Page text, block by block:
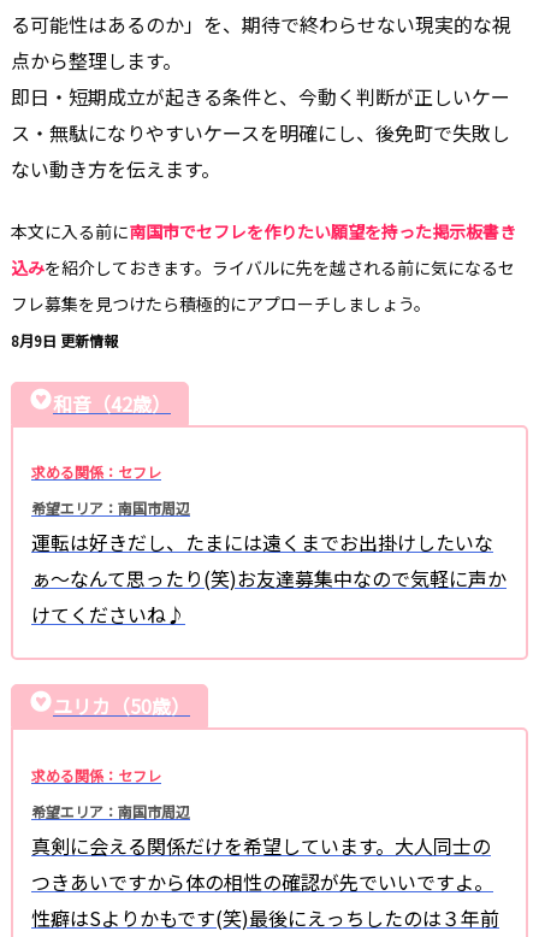
る可能性はあるのか」を、期待で終わらせない現実的な視
点から整理します。
即日・短期成立が起きる条件と、今動く判断が正しいケー
ス・無駄になりやすいケースを明確にし、後免町で失敗し
ない動き方を伝えます。
本文に入る前に南国市でセフレを作りたい願望を持った掲示板書き
込みを紹介しておきます。ライバルに先を越される前に気になるセ
フレ募集を見つけたら積極的にアプローチしましょう。
8月9日 更新情報
和音（42歳）
求める関係：セフレ
希望エリア：南国市周辺
運転は好きだし、たまには遠くまでお出掛けしたいな
ぁ〜なんて思ったり(笑)お友達募集中なので気軽に声か
けてくださいね♪
ユリカ（50歳）
求める関係：セフレ
希望エリア：南国市周辺
真剣に会える関係だけを希望しています。大人同士の
つきあいですから体の相性の確認が先でいいですよ。
性癖はSよりかもです(笑)最後にえっちしたのは３年前